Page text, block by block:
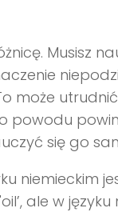
Musisz
może
powodu
się go
niemieckim
ale w